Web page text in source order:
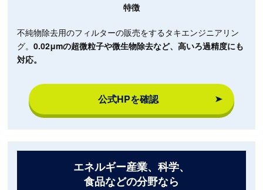
特徴
不純物除去用のフィルターの販売をするタキエンジニアリン
グ。0.02μmの超微粒子や微生物除去など、高いろ過精度にも
対応。
公式HPを確認
エネルギー産業、科学、
食品などの分野なら